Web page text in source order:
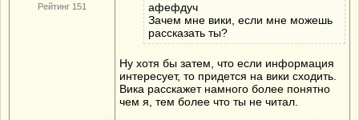
Рейтинг 151
афефдуч
Зачем мне вики, если мне можешь
рассказать ты?
Ну хотя бы затем, что если информация
интересует, то придется на вики сходить.
Вика расскажет намного более понятно
чем я, тем более что ты не читал.